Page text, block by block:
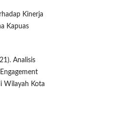
Kinerja
Kapuas
Analisis
Wilayah Kota